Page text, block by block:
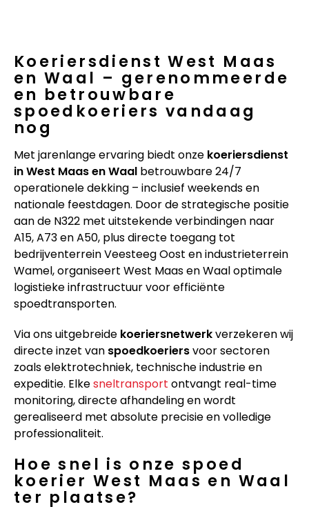
Koeriersdienst West Maas
en Waal – gerenommeerde
en betrouwbare
spoedkoeriers vandaag
nog
Met jarenlange ervaring biedt onze koeriersdienst
in West Maas en Waal betrouwbare 24/7
operationele dekking – inclusief weekends en
nationale feestdagen. Door de strategische positie
aan de N322 met uitstekende verbindingen naar
A15, A73 en A50, plus directe toegang tot
bedrijventerrein Veesteeg Oost en industrieterrein
Wamel, organiseert West Maas en Waal optimale
logistieke infrastructuur voor efficiënte
spoedtransporten.
Via ons uitgebreide koeriersnetwerkverzekeren wij
directe inzet van spoedkoeriersvoor sectoren
zoals elektrotechniek, technische industrie en
expeditie. Elkesneltransport ontvangt real-time
monitoring, directe afhandeling en wordt
gerealiseerd met absolute precisie en volledige
professionaliteit.
Hoe snel is onze spoed
koerier West Maas en Waal
ter plaatse?